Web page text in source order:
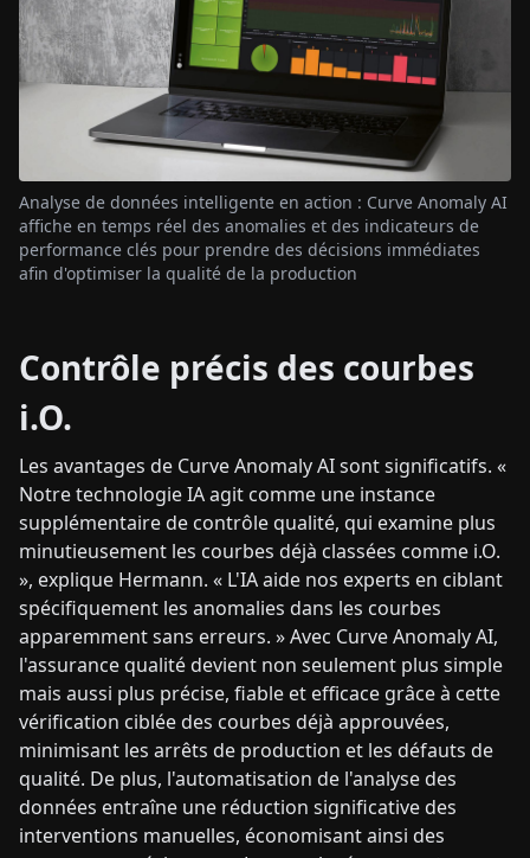
Analyse de données intelligente en action : Curve Anomaly AI
affiche en temps réel des anomalies et des indicateurs de
performance clés pour prendre des décisions immédiates
afin d'optimiser la qualité de la production
Contrôle précis des courbes
i.O.
Les avantages de Curve Anomaly AI sont significatifs. «
Notre technologie IA agit comme une instance
supplémentaire de contrôle qualité, qui examine plus
minutieusement les courbes déjà classées comme i.O.
», explique Hermann. « L'IA aide nos experts en ciblant
spécifiquement les anomalies dans les courbes
apparemment sans erreurs. » Avec Curve Anomaly AI,
l'assurance qualité devient non seulement plus simple
mais aussi plus précise, fiable et efficace grâce à cette
vérification ciblée des courbes déjà approuvées,
minimisant les arrêts de production et les défauts de
qualité. De plus, l'automatisation de l'analyse des
données entraîne une réduction significative des
interventions manuelles, économisant ainsi des